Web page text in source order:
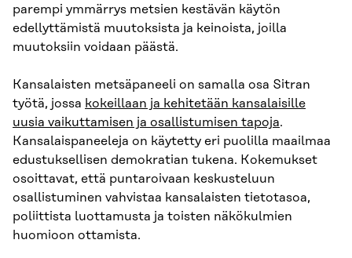
parempi ymmärrys metsien kestävän käytön
edellyttämistä muutoksista ja keinoista, joilla
muutoksiin voidaan päästä.
Kansalaisten metsäpaneeli on samalla osa Sitran
työtä, jossa kokeillaan ja kehitetään kansalaisille
uusia vaikuttamisen ja osallistumisen tapoja.
Kansalaispaneeleja on käytetty eri puolilla maailmaa
edustuksellisen demokratian tukena. Kokemukset
osoittavat, että puntaroivaan keskusteluun
osallistuminen vahvistaa kansalaisten tietotasoa,
poliittista luottamusta ja toisten näkökulmien
huomioon ottamista.